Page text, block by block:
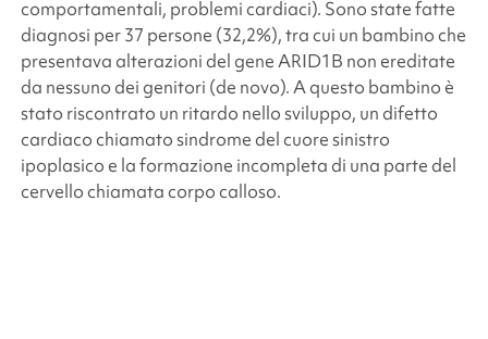
comportamentali, problemi cardiaci). Sono state fatte
diagnosi per 37 persone (32,2%), tra cui un bambino che
presentava alterazioni del geneARID1B non ereditate
da nessuno dei genitori (de novo). A questo bambino è
stato riscontrato un ritardo nello sviluppo, un difetto
cardiaco chiamato sindrome del cuore sinistro
ipoplasico e la formazione incompleta di una parte del
cervello chiamata corpo calloso.